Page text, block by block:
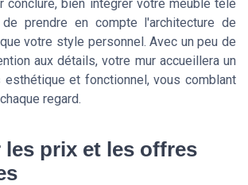
conclure, bien intégrer votre meuble télé
prendre en compte l'architecture de
votre style personnel. Avec un peu de
aux détails, votre mur accueillera un
et fonctionnel, vous comblant
regard.
les prix et les offres